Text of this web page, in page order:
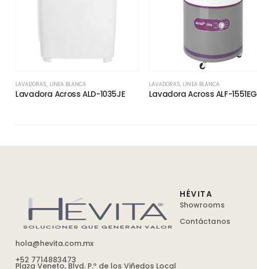
LAVADORAS, LÍNEA BLANCA
Lavadora Across ALD-1035JE
LAVADORAS, LÍNEA BLANCA
Lavadora Across ALF-1551EG
hola@hevita.com.mx
+52 7714883473
Plaza Veneto, Blvd. P.º de los Viñedos Local
HÉVITA
Showrooms
Contáctanos